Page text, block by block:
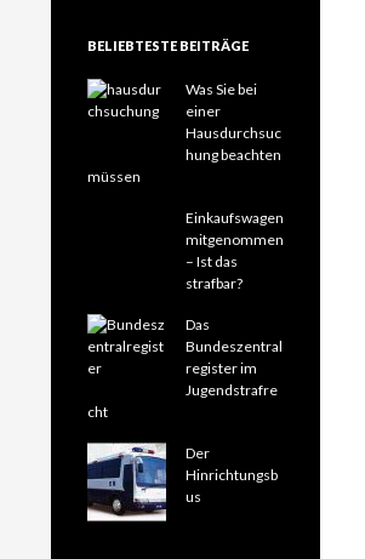
BELIEBTESTE BEITRÄGE
Was Sie bei
einer
Hausdurchsuc
hung beachten
müssen
Einkaufswagen
mitgenommen
– Ist das
strafbar?
Das
Bundeszentral
register im
Jugendstrafre
cht
Der
Hinrichtungsb
us